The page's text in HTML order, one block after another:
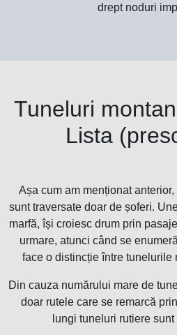
drept noduri
Tuneluri
Lista
Așa cum am menționat
sunt traversate doar de șoferi.
marfă, își croiesc drum prin
urmare, atunci când se
face o distincție între tunelurile
Din cauza numărului mare de
doar rutele care se remarcă
lungi tuneluri rutiere